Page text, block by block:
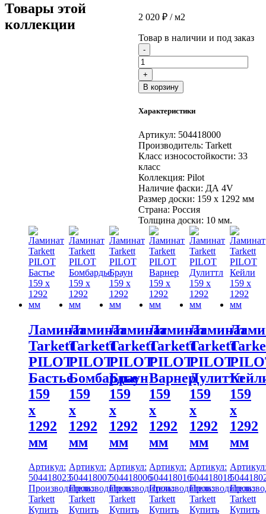
2 020 ₽/ м2
Товар в наличии и под заказ
- Количество
товара
Ламинат
Tarkett
PILOT
159
1292
мм
+
В корзину
Характеристики
Артикул: 504418000
Производитель: Tarkett
Класс износостойкости: 33
класс
Коллекция: Pilot
Наличие фаски: ДА 4V
Размер доски: 159 x 1292 мм
Страна: Россия
Толщина доски: 10 мм.
Товары этой
коллекции
Ламинат
Tarkett
PILOT
Бастье
159
x
1292
мм
Артикул:
504418023
Производитель:
Tarkett
Купить
Ламинат
Tarkett
PILOT
Бомбардье
159
x
1292
мм
Артикул:
504418007
Производитель:
Tarkett
Купить
Ламинат
Tarkett
PILOT
Браун
159
x
1292
мм
Артикул:
504418006
Производитель:
Tarkett
Купить
Ламинат
Tarkett
PILOT
Варнер
159
x
1292
мм
Артикул:
504418016
Производитель:
Tarkett
Купить
Ламинат
Tarkett
PILOT
Дулиттл
159
x
1292
мм
Артикул:
504418018
Производитель:
Tarkett
Купить
159
x
1292
мм
Tarkett
Купить